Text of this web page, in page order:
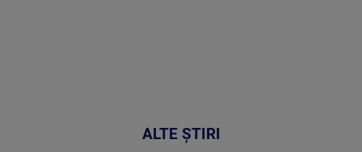
ALTE ȘTIRI